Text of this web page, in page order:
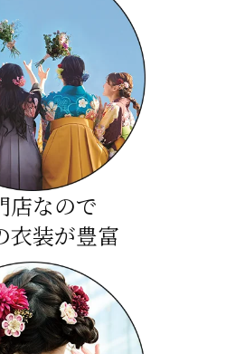
店なので
衣装が豊富